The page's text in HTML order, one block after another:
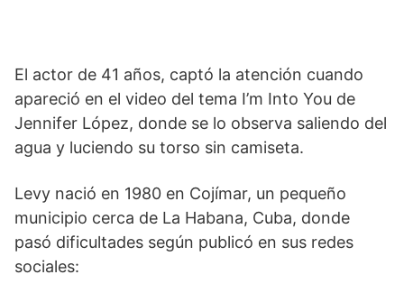
El actor de 41 años, captó la atención cuando
apareció en el video del tema I’m Into You de
Jennifer López, donde se lo observa saliendo del
agua y luciendo su torso sin camiseta.
Levy nació en 1980 en Cojímar, un pequeño
municipio cerca de La Habana, Cuba, donde
pasó dificultades según publicó en sus redes
sociales: